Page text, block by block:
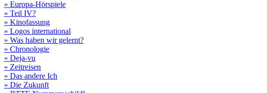
» Europa-Hörspiele
» Teil IV?
» Kinofassung
» Logos international
» Was haben wir gelernt?
» Chronologie
» Deja-vu
» Zeitreisen
» Das andere Ich
» Die Zukunft